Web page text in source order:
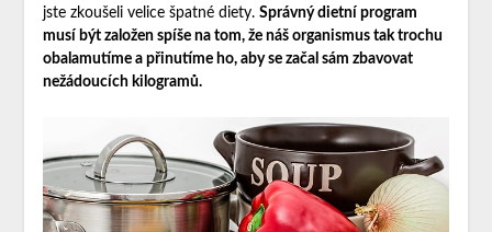
jste zkoušeli velice špatné diety. Správný dietní program
musí být založen spíše na tom, že náš organismus tak trochu
obalamutíme a přinutíme ho, aby se začal sám zbavovat
nežádoucích kilogramů.